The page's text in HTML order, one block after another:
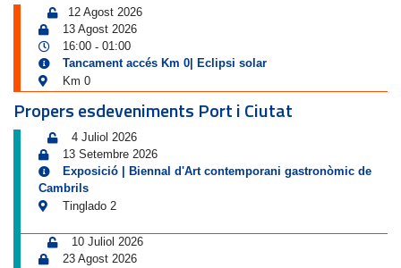
12 Agost 2026
13 Agost 2026
16:00 - 01:00
Tancament accés Km 0| Eclipsi solar
Km 0
Propers esdeveniments Port i Ciutat
4 Juliol 2026
13 Setembre 2026
Exposició | Biennal d'Art contemporani gastronòmic de
Cambrils
Tinglado 2
10 Juliol 2026
23 Agost 2026